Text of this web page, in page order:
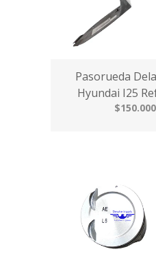
Pasorueda
Hyundai I25